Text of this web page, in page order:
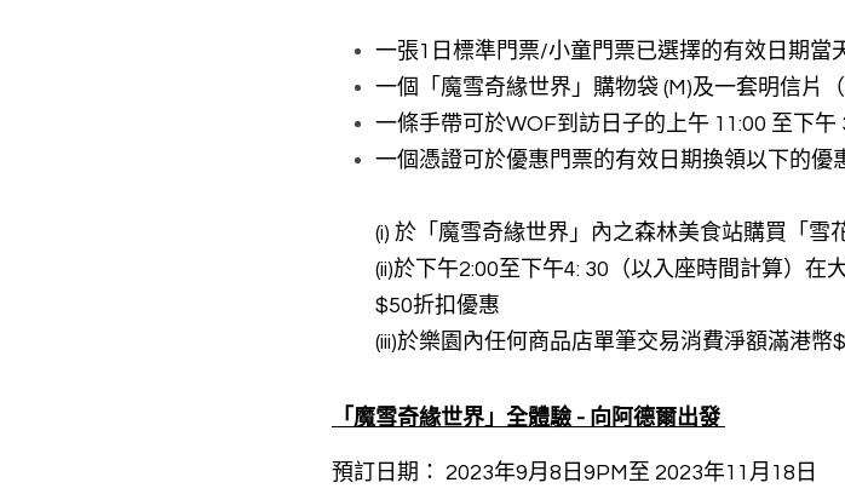
一張1日標準門票/小童門票已選擇的有效日期當
一個「魔雪奇緣世界」購物袋 (M)及一套明信片
一條手帶可於WOF到訪日子的上午 11:00 至下午
一個憑證可於優惠門票的有效日期換領以下的優
(i) 於「魔雪奇緣世界」內之森林美食站購買「雪
(ii)於下午2:00至下午4: 30（以入座時間計算）
$50折扣優惠
(iii)於樂園內任何商品店單筆交易消費淨額滿港
「魔雪奇緣世界」全體驗 - 向阿德爾出發
預訂日期： 2023年9月8日9PM至 2023年11月18日